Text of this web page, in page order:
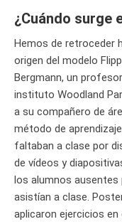
¿Cuándo surge
Hemos de retroceder
origen del modelo
Bergmann, un
instituto Woodland
a su compañero de
método de
faltaban a clase por
de vídeos y
los alumnos ausentes
asistían a clase.
aplicaron ejercicios